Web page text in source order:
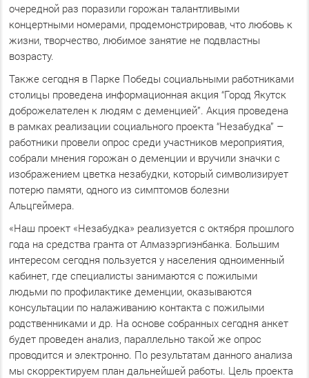
очередной раз поразили горожан талантливыми
концертными номерами, продемонстрировав, что любовь к
жизни, творчество, любимое занятие не подвластны
возрасту.
Также сегодня в Парке Победы социальными работниками
столицы проведена информационная акция “Город Якутск
доброжелателен к людям с деменцией”. Акция проведена
в рамках реализации социального проекта “Незабудка” –
работники провели опрос среди участников мероприятия,
собрали мнения горожан о деменции и вручили значки с
изображением цветка незабудки, который символизирует
потерю памяти, одного из симптомов болезни
Альцгеймера.
«Наш проект «Незабудка» реализуется с октября прошлого
года на средства гранта от Алмазэргиэнбанка. Большим
интересом сегодня пользуется у населения одноименный
кабинет, где специалисты занимаются с пожилыми
людьми по профилактике деменции, оказываются
консультации по налаживанию контакта с пожилыми
родственниками и др. На основе собранных сегодня анкет
будет проведен анализ, параллельно такой же опрос
проводится и электронно. По результатам данного анализа
мы скорректируем план дальнейшей работы. Цель проекта